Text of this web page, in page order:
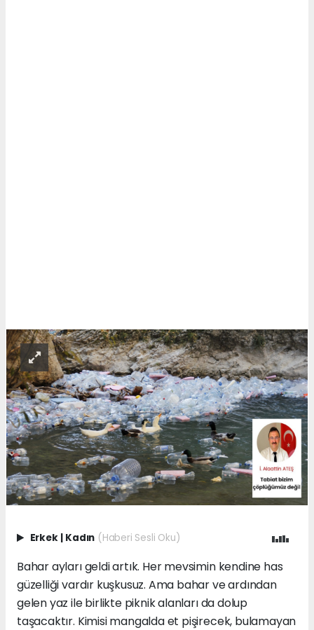
Erkek | Kadın (Haberi Sesli Oku)
Bahar ayları geldi artık. Her mevsimin kendine has
güzelliği vardır kuşkusuz. Ama bahar ve ardından
gelen yaz ile birlikte piknik alanları da dolup
taşacaktır. Kimisi mangalda et pişirecek, bulamayan